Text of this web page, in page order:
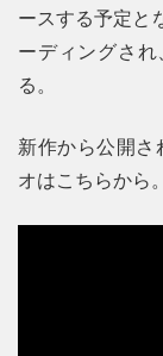
ースする予定と
ーディングさ
る。
新作から公開さ
オはこちらから。